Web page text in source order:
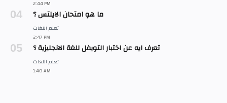
ما هو امتحان الايلتس ؟
تعرف ايه عن اختبار التويفل للغة الانجليزية ؟